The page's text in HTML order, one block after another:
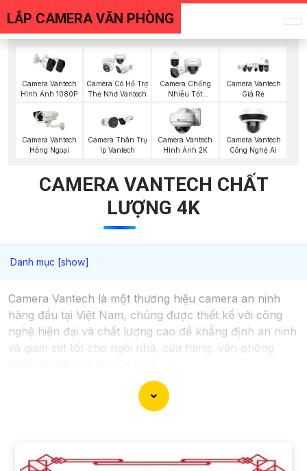
LẮP CAMERA VĂN PHÒNG
Camera Vantech
Hình Ảnh 1080P
Camera Có Hổ Trợ
Thẻ Nhớ Vantech
Camera Chống
Nhiễu Tốt
Camera Vantech
Giá Rẻ
Camera Vantech
Hồng Ngoại
Camera Thân Trụ
Ip Vantech
Camera Vantech
Hình Ảnh 2K
Camera Vantech
Công Nghệ Ai
CAMERA VANTECH CHẤT
LƯỢNG 4K
Camera Vantech là một thương hiệu camera an ninh
hàng đầu tại Việt Nam, chúng được thiết kế với công
nghệ hiện đại và chất lượng cao để khẳng định an ninh
và giám sát tốt cho ngôi nhà, cửa hàng, văn phòng
Vantech Việt Nam cung cấp các dòng sản phẩm
camera giám sát chất lượng cao như camera IP,
camera HD-TVI, camera AHD, camera wifi, camera
đáng tin cậy và dễ sử dụng.